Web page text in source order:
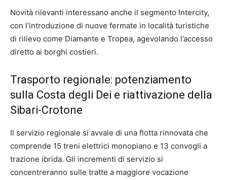
Novità rilevanti interessano anche il segmento Intercity,
con l’introduzione di nuove fermate in località turistiche
di rilievo come Diamante e Tropea, agevolando l’accesso
diretto ai borghi costieri.
Trasporto regionale: potenziamento
sulla Costa degli Dei e riattivazione della
Sibari-Crotone
Il servizio regionale si avvale di una flotta rinnovata che
comprende 15 treni elettrici monopiano e 13 convogli a
trazione ibrida. Gli incrementi di servizio si
concentreranno sulle tratte a maggiore vocazione